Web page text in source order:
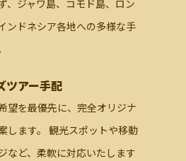
、ジャワ島、コモド島、ロン
ンドネシア各地への多様な手
ツアー手配
望を最優先に、完全オリジナ
します。 観光スポットや移動
など、柔軟に対応いたします